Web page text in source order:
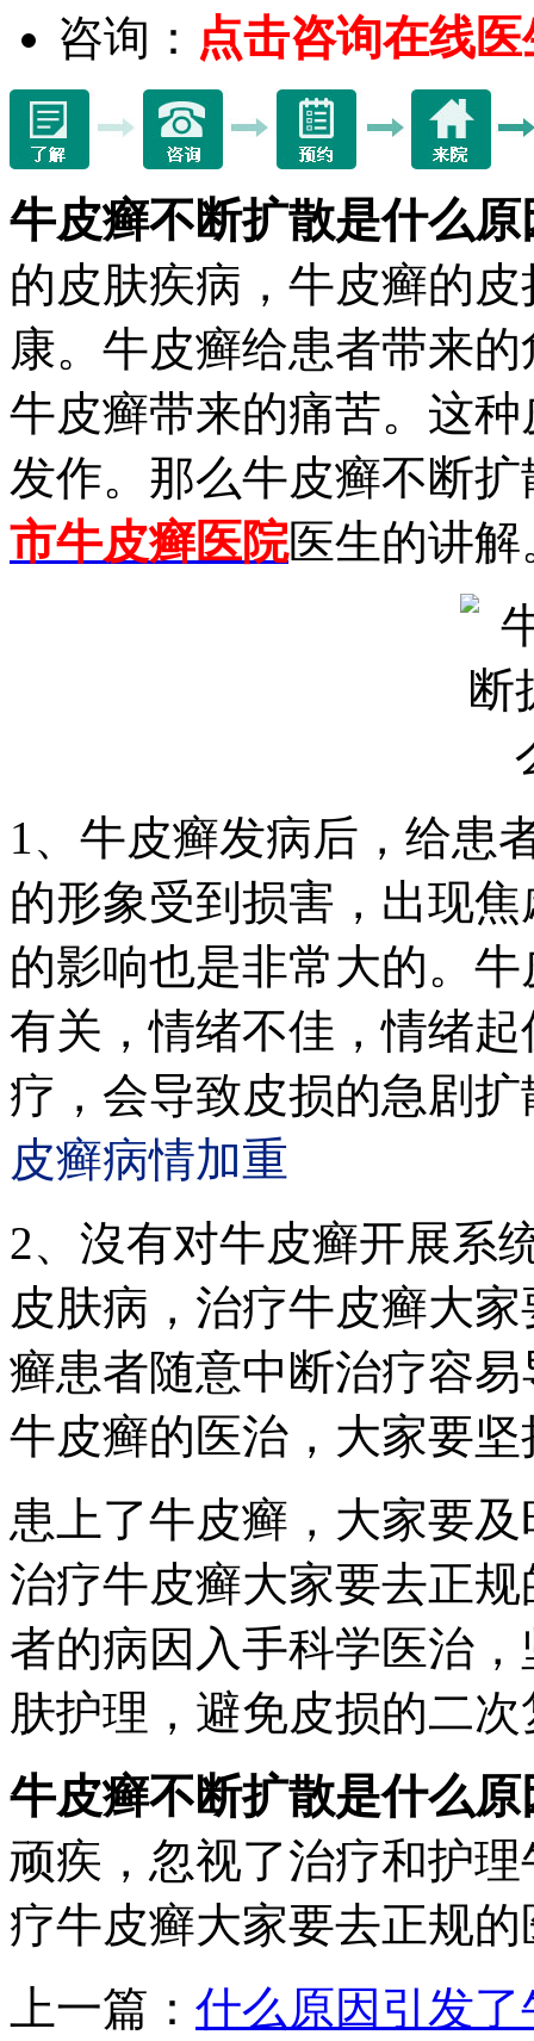
咨询： 点击咨询在线医
牛皮癣不断扩散是什么原
的皮肤疾病，牛皮癣的
康。牛皮癣给患者带来
牛皮癣带来的痛苦。这
发作。那么牛皮癣不断
市牛皮癣医院医生的讲解
1、牛皮癣发病后，给患
的形象受到损害，出现
的影响也是非常大的。
有关，情绪不佳，情绪
疗，会导致皮损的急剧
皮癣病情加重
2、沒有对牛皮癣开展系
皮肤病，治疗牛皮癣大
癣患者随意中断治疗容
牛皮癣的医治，大家要
患上了牛皮癣，大家要
治疗牛皮癣大家要去正
者的病因入手科学医治
肤护理，避免皮损的二
牛皮癣不断扩散是什么原
顽疾，忽视了治疗和护
疗牛皮癣大家要去正规
上一篇： 什么原因引发